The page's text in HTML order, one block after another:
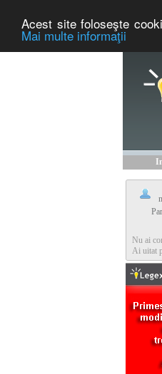
Acest site foloseşte
Mai multe informaţii
Nu ai
Ai uitat